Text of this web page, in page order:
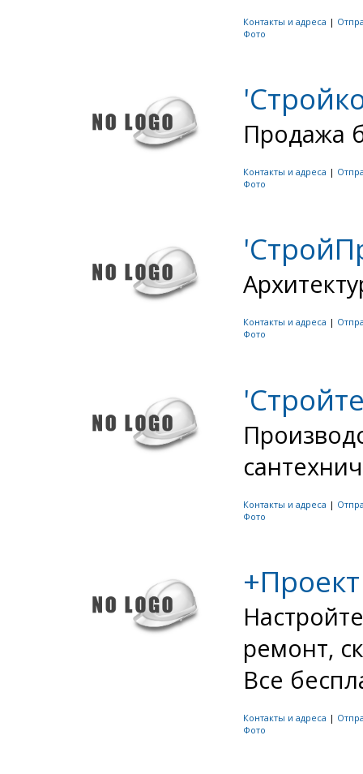
Контакты и адреса |
Фото
Продажа
Контакты и адреса |
Фото
Контакты и адреса |
Фото
Контакты и адреса |
Фото
+Проект
ремонт,
Все
Контакты и адреса |
Фото